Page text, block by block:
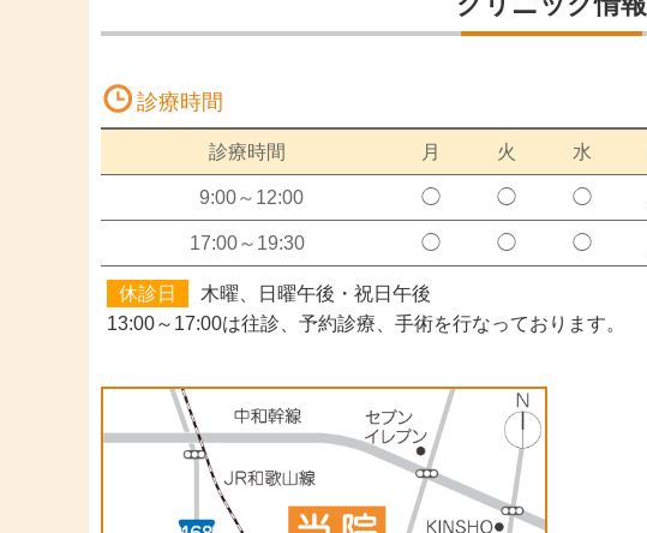
診療時間
診療時間 月 火 水
9:00～12:00 ◯ ◯ ◯
17:00～19:30 ◯ ◯ ◯
休診日
木曜、日曜午後・祝日午後
13:00～17:00は往診、予約診療、手術を行なっております。